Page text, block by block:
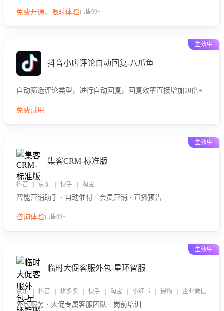
免费开通，限时体验已售99+
生效中
抖音小店评论自动回复-八爪鱼
自动筛选评论类型，进行自动回复，回复效率直接增加10倍+
免费试用
生效中
集客CRM-标准版
抖音 | 京东 | 快手 | 淘宝
智能营销助手 · 自动催付 · 会员营销 · 直播预告
咨询体验已售99+
生效中
临时大促客服外包-星环智服
京东 | 抖音 | 拼多多 | 快手 | 淘宝 | 小红书 | 得物 | 企业微信
外包服务 · 大促专属客服团队 · 岗前培训